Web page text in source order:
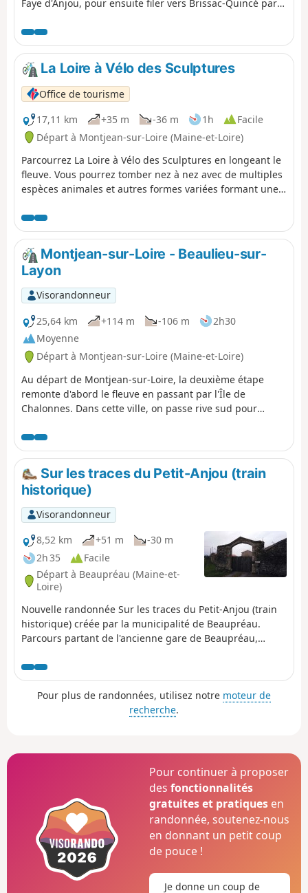
Faye d'Anjou, pour ensuite filer vers Brissac-Quincé par
soi, on rejoint ensuite le chapelet de villages qui bordent
la Loire, pour descendre ensuite jusqu'aux Ponts-de-Cé.
Le franchissement du fleuve marque la fin du vignoble,
et l'entrée dans l'agglomération angevine, terme du
périple de trois jours.
La Loire à Vélo des Sculptures
Office de tourisme
17,11 km
+35 m -36 m 1h
Facile
Départ à Montjean-sur-Loire (Maine-et-Loire)
Parcourrez La Loire à Vélo des Sculptures en longeant le
fleuve. Vous pourrez tomber nez à nez avec de multiples
espèces animales et autres formes variées formant une
monumentales (et quelques fresques peintes)
accompagne votre balade sur environ 17 km et vous
invite à des moments de contemplation en faisant appel
à votre imaginaire et votre interprétation.
Montjean-sur-Loire - Beaulieu-sur-
Layon
Visorandonneur
25,64 km
+114 m -106 m
2h30
Moyenne
Départ à Montjean-sur-Loire (Maine-et-Loire)
Au départ de Montjean-sur-Loire, la deuxième étape
remonte d'abord le fleuve en passant par l'Île de
Chalonnes. Dans cette ville, on passe rive sud pour
kilomètres, avant de se laisser glisser dans la vallée du
Layon. En suivant la voie verte qui longe la rivière, on
atteint tranquillement le Pont Barré, lieu d'une bataille
vendéenne et terme de cette étape.
Sur les traces du Petit-Anjou (train
historique)
Visorandonneur
8,52 km
+51 m
-30 m
2h 35
Facile
Départ à Beaupréau (Maine-et-
Loire)
Nouvelle randonnée Sur les traces du Petit-Anjou (train
historique) créée par la municipalité de Beaupréau.
Parcours partant de l'ancienne gare de Beaupréau,
Pour plus de randonnées, utilisez notre moteur de
recherche.
Pour continuer à proposer
desfonctionnalités
gratuites et pratiques en
randonnée, soutenez-nous
en donnant un petit coup
de pouce !
Je donne un coup de